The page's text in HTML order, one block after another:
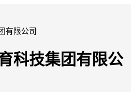
科技集团有限公